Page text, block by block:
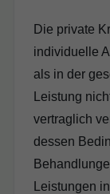
Die private
individuelle
als in der
Leistung
vertraglich
dessen
Leistungen